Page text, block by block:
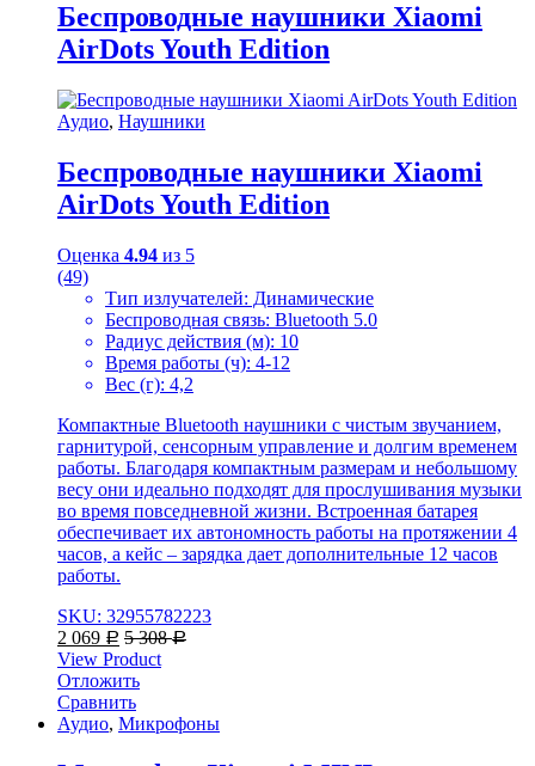
Беспроводные наушники Xiaomi
AirDots Youth Edition
Аудио, Наушники
Беспроводные наушники Xiaomi
AirDots Youth Edition
Оценка 4.94 из 5
(49)
Тип излучателей: Динамические
Беспроводная связь: Bluetooth 5.0
Радиус действия (м): 10
Время работы (ч): 4-12
Вес (г): 4,2
Компактные Bluetooth наушники с чистым звучанием,
гарнитурой, сенсорным управление и долгим временем
работы. Благодаря компактным размерам и небольшому
весу они идеально подходят для прослушивания музыки
во время повседневной жизни. Встроенная батарея
обеспечивает их автономность работы на протяжении 4
часов, а кейс – зарядка дает дополнительные 12 часов
работы.
SKU: 32955782223
2 069 Р 5 308Р
View Product
Отложить
Сравнить
Аудио, Микрофоны